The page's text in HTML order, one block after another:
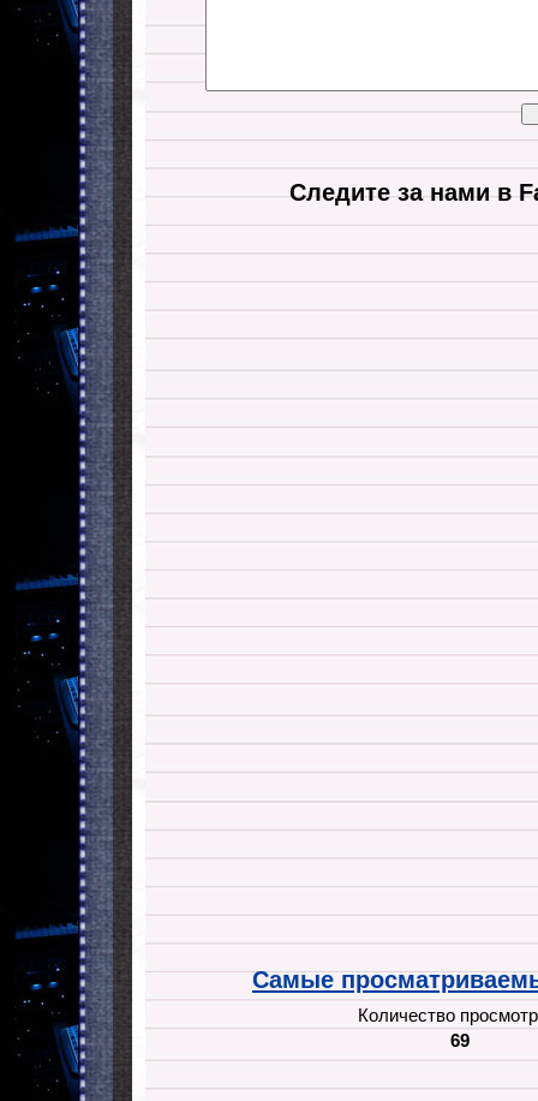
Следите за нами в
Самые
Количество
69